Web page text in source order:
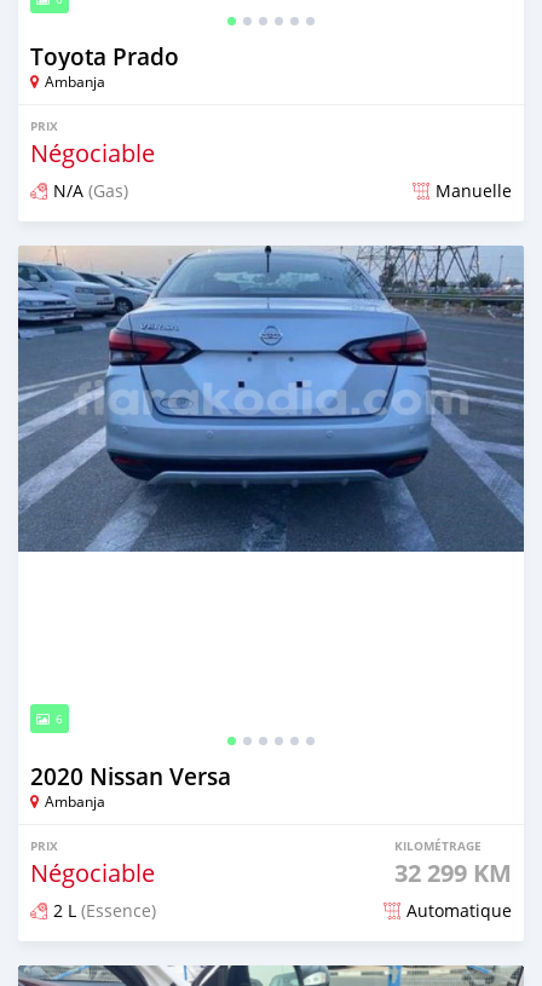
Toyota Prado
Ambanja
PRIX
Négociable
N/A (Gas) Manuelle
Publié il y a environ 2 ans
6
2020 Nissan Versa
Ambanja
PRIX
Négociable
KILOMÉTRAGE
32 299 KM
2 L (Essence) Automatique
Publié il y a environ 2 ans